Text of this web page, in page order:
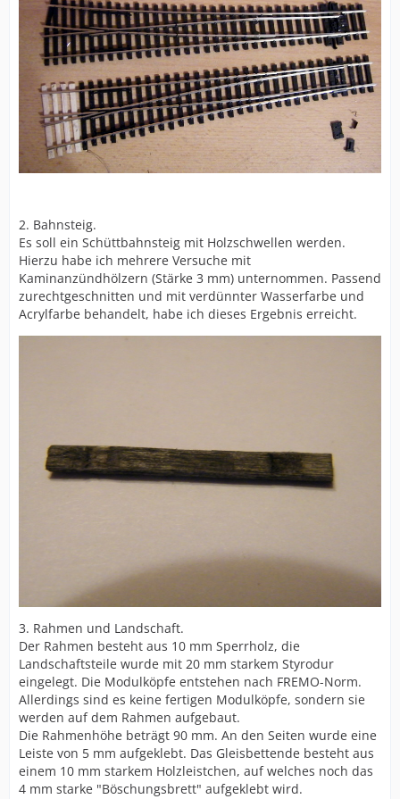
2. Bahnsteig.
Es soll ein Schüttbahnsteig mit Holzschwellen werden.
Hierzu habe ich mehrere Versuche mit
Kaminanzündhölzern (Stärke 3 mm) unternommen. Passend
zurechtgeschnitten und mit verdünnter Wasserfarbe und
Acrylfarbe behandelt, habe ich dieses Ergebnis erreicht.
3. Rahmen und Landschaft.
Der Rahmen besteht aus 10 mm Sperrholz, die
Landschaftsteile wurde mit 20 mm starkem Styrodur
eingelegt. Die Modulköpfe entstehen nach FREMO-Norm.
Allerdings sind es keine fertigen Modulköpfe, sondern sie
werden auf dem Rahmen aufgebaut.
Die Rahmenhöhe beträgt 90 mm. An den Seiten wurde eine
Leiste von 5 mm aufgeklebt. Das Gleisbettende besteht aus
einem 10 mm starkem Holzleistchen, auf welches noch das
4 mm starke "Böschungsbrett" aufgeklebt wird.